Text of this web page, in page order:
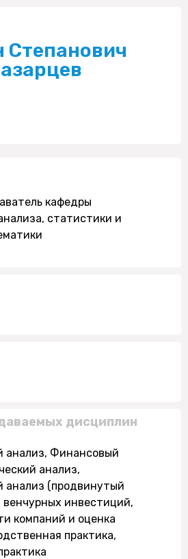
Степанович
кафедры
статистики и
дисциплин
анализ, Финансовый
анализ,
анализ (продвинутый
венчурных инвестиций,
компаний и оценка
практика,